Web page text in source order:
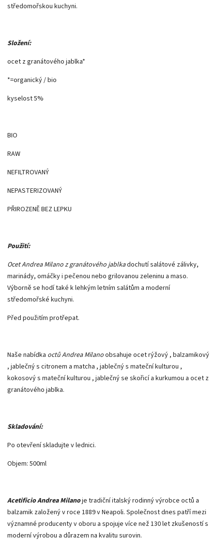
středomořskou kuchyni.
Složení:
ocet z granátového jablka*
*=organický / bio
kyselost 5%
BIO
RAW
NEFILTROVANÝ
NEPASTERIZOVANÝ
PŘIROZENĚ BEZ LEPKU
Použití:
Ocet Andrea Milano z granátového jablkadochutí salátové zálivky,
marinády, omáčky i pečenou nebo grilovanou zeleninu a maso.
Výborně se hodí také k lehkým letním salátům a moderní
středomořské kuchyni.
Před použitím protřepat.
Naše nabídka octů Andrea Milanoobsahuje ocet rýžový , balzamikový
, jablečný s citronem a matcha , jablečný s mateční kulturou ,
kokosový s mateční kulturou , jablečný se skořicí a kurkumou a ocet z
granátového jablka.
Skladování:
Po otevření skladujte v lednici.
Objem: 500ml
Acetificio Andrea Milanoje tradiční italský rodinný výrobce octů a
balzamik založený v roce 1889 v Neapoli. Společnost dnes patří mezi
významné producenty v oboru a spojuje více než 130 let zkušeností s
moderní výrobou a důrazem na kvalitu surovin.